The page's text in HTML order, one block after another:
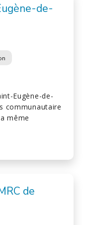
de-
Eugène-de-
communautaire
même
de